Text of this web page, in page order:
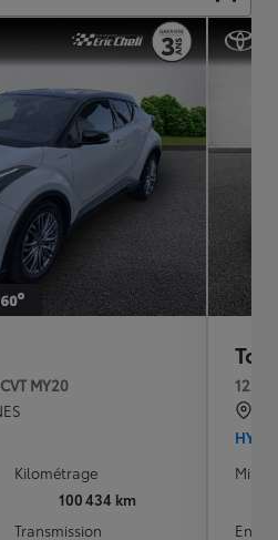
MY20
Kilométrage
100 434 km
Transmission
122h
Mise